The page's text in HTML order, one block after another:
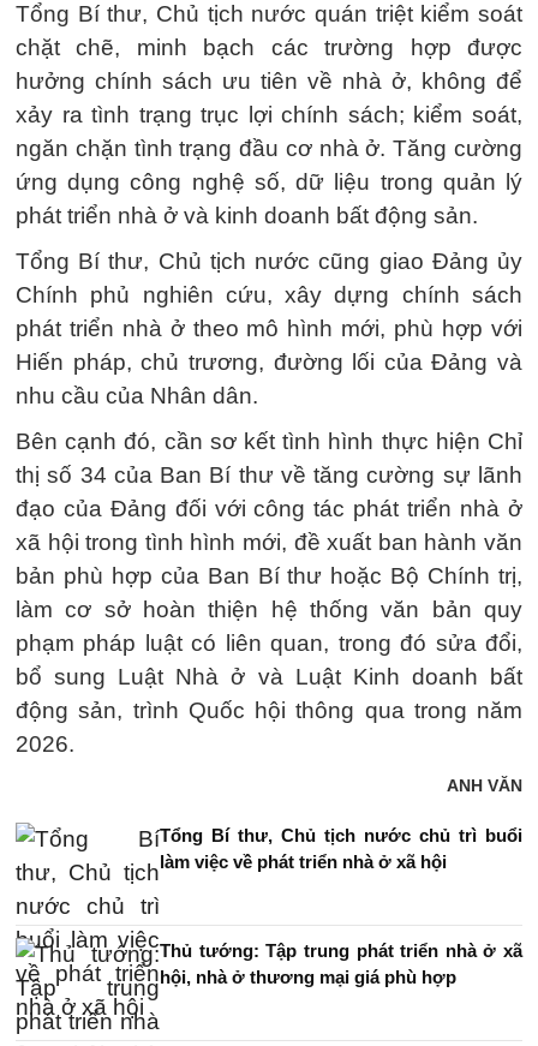
Tổng Bí thư, Chủ tịch nước quán triệt kiểm soát
chặt chẽ, minh bạch các trường hợp được
hưởng chính sách ưu tiên về nhà ở, không để
xảy ra tình trạng trục lợi chính sách; kiểm soát,
ngăn chặn tình trạng đầu cơ nhà ở. Tăng cường
ứng dụng công nghệ số, dữ liệu trong quản lý
phát triển nhà ở và kinh doanh bất động sản.
Tổng Bí thư, Chủ tịch nước cũng giao Đảng ủy
Chính phủ nghiên cứu, xây dựng chính sách
phát triển nhà ở theo mô hình mới, phù hợp với
Hiến pháp, chủ trương, đường lối của Đảng và
nhu cầu của Nhân dân.
Bên cạnh đó, cần sơ kết tình hình thực hiện Chỉ
thị số 34 của Ban Bí thư về tăng cường sự lãnh
đạo của Đảng đối với công tác phát triển nhà ở
xã hội trong tình hình mới, đề xuất ban hành văn
bản phù hợp của Ban Bí thư hoặc Bộ Chính trị,
làm cơ sở hoàn thiện hệ thống văn bản quy
phạm pháp luật có liên quan, trong đó sửa đổi,
bổ sung Luật Nhà ở và Luật Kinh doanh bất
động sản, trình Quốc hội thông qua trong năm
2026.
ANH VĂN
Tổng Bí thư, Chủ tịch nước chủ trì buổi
làm việc về phát triển nhà ở xã hội
Thủ tướng: Tập trung phát triển nhà ở xã
hội, nhà ở thương mại giá phù hợp